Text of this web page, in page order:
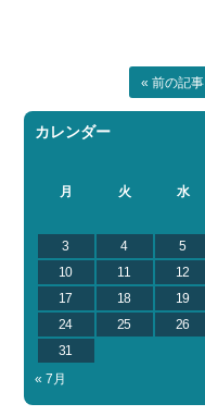
« 前の記事
カレンダー
月
火 水
3
4 5
10
11 12
17
18 19
24
25 26
31
« 7月